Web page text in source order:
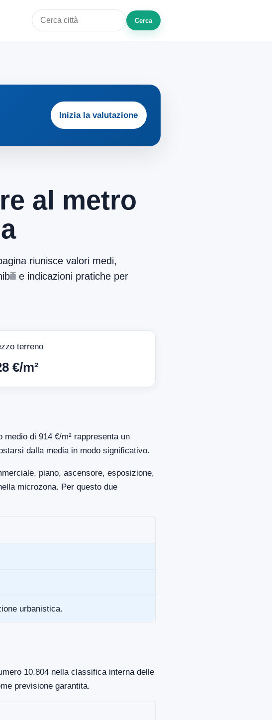
Cerca città o zona
Cerca
Inizia la valutazione
al metro
riunisce valori medi,
e indicazioni pratiche per
terreno
€/m²
di 914 €/m² rappresenta un
dalla media in modo significativo.
piano, ascensore, esposizione,
microzona. Per questo due
urbanistica.
10.804 nella classifica interna delle
previsione garantita.